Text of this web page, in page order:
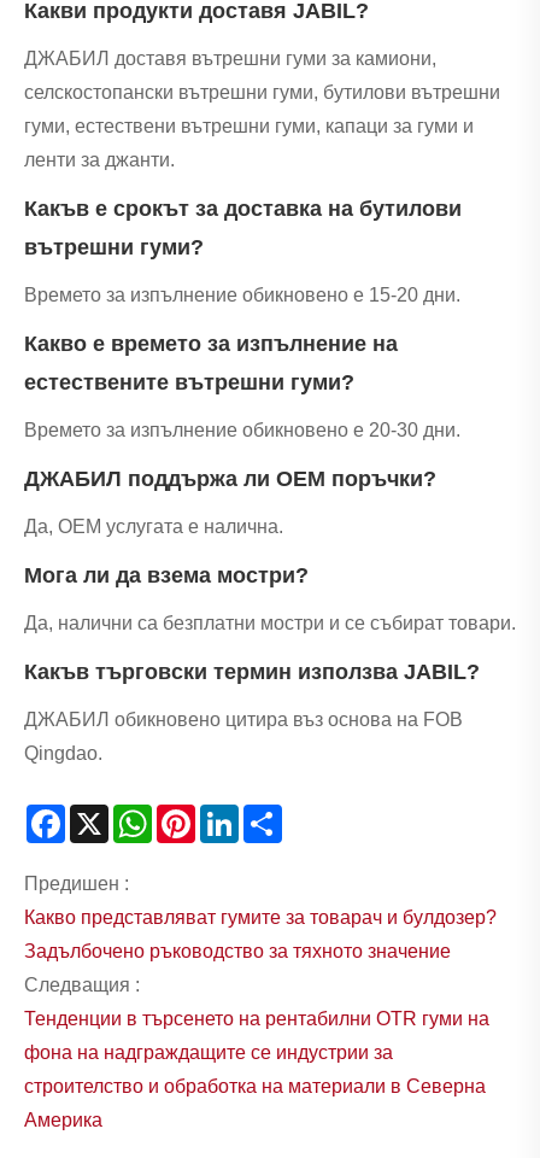
Какви продукти доставя JABIL?
ДЖАБИЛ доставя вътрешни гуми за камиони,
селскостопански вътрешни гуми, бутилови вътрешни
гуми, естествени вътрешни гуми, капаци за гуми и
ленти за джанти.
Какъв е срокът за доставка на бутилови
вътрешни гуми?
Времето за изпълнение обикновено е 15-20 дни.
Какво е времето за изпълнение на
естествените вътрешни гуми?
Времето за изпълнение обикновено е 20-30 дни.
ДЖАБИЛ поддържа ли OEM поръчки?
Да, OEM услугата е налична.
Мога ли да взема мостри?
Да, налични са безплатни мостри и се събират товари.
Какъв търговски термин използва JABIL?
ДЖАБИЛ обикновено цитира въз основа на FOB
Qingdao.
Facebook
X WhatsAppPinterestLinkedIn
Предишен :
Какво представляват гумите за товарач и булдозер?
Задълбочено ръководство за тяхното значение
Следващия :
Тенденции в търсенето на рентабилни OTR гуми на
фона на надграждащите се индустрии за
строителство и обработка на материали в Северна
Америка